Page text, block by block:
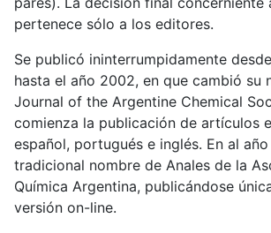
pertenece sólo a los editores.
Se publicó ininterrumpidamente
hasta el año 2002, en que cambió su
Journal of the Argentine Chemical
comienza la publicación de artículos
español, portugués e inglés. En al
tradicional nombre de Anales de la
Química Argentina, publicándose
versión on-line.